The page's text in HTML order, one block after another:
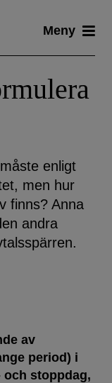
Meny
enligt
men hur
finns? Anna
andra
av
period) i
stoppdag,